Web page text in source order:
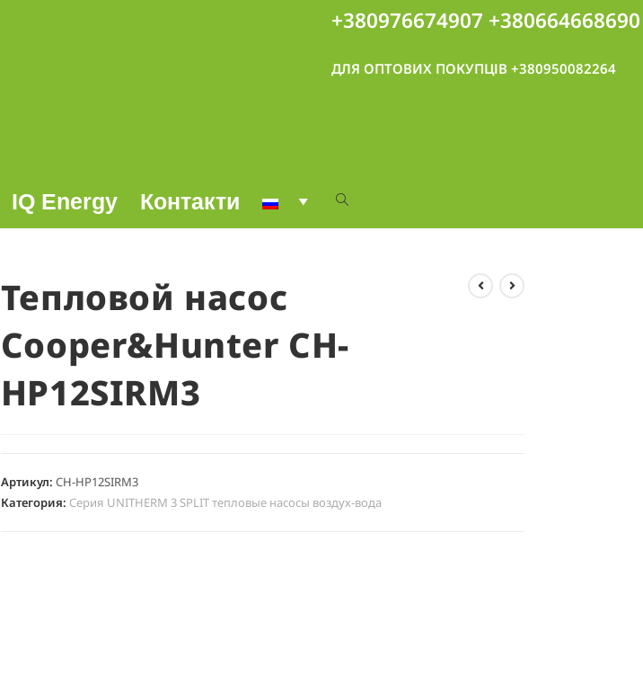
+380976674907 +380664668690
ДЛЯ ОПТОВИХ ПОКУПЦІВ +380950082264
IQ Energy Контакти
Тепловой насос
Cooper&Hunter CH-
HP12SIRM3
Артикул: CH-HP12SIRM3
Категория: Серия UNITHERM 3 SPLIT тепловые насосы воздух-вода